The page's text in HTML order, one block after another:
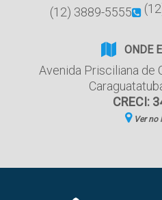
(12) 3889-5555
ONDE
Avenida Prisciliana de
CRECI:
Ver no